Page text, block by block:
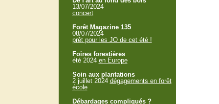
13/07/2024
concert
Forêt Magazine 135
08/07/2024
prêt pour les JO de cet été !
Foires forestières
été 2024 en Europe
Soin aux plantations
2 juillet 2024 dégagements en forêt
école
Débardages compliqués ?